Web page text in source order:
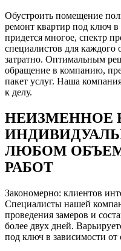
Обустроить помещение
ремонт квартир под ключ в
придется многое, спектр
специалистов для каждого
затратно. Оптимальным
обращение в компанию,
пакет услуг. Наша
к делу.
НЕИЗМЕННОЕ
ЛЮБОМ
РАБОТ
Закономерно: клиентов
Специалисты нашей
проведения замеров и
более двух дней.
под ключ в зависимости от